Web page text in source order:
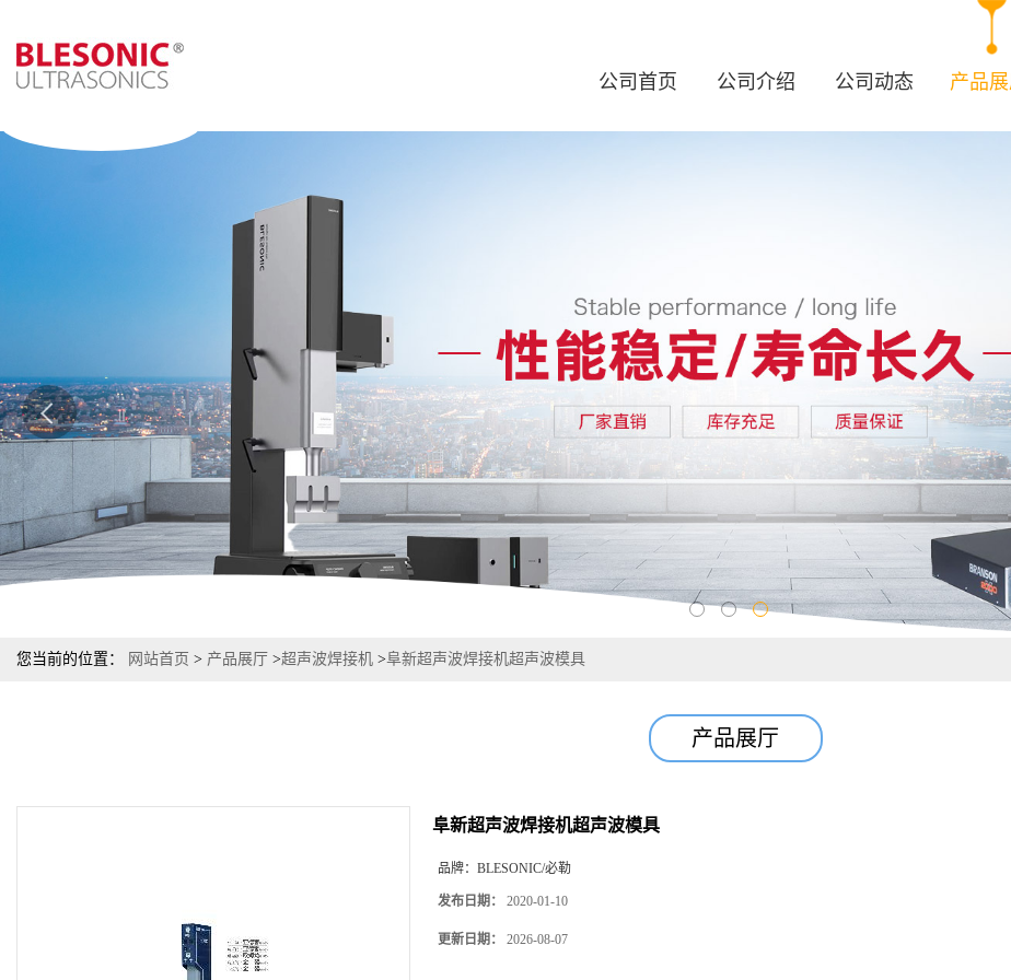
公司首页 公司介绍 公司动态 产品
您当前的位置： 网站首页 > 产品展厅 >超声波焊接机 >阜新超声波焊接机超声波模具
产品展厅
阜新超声波焊接机超声波模具
品牌： BLESONIC/必勒
发布日期： 2020-01-10
更新日期： 2026-08-07